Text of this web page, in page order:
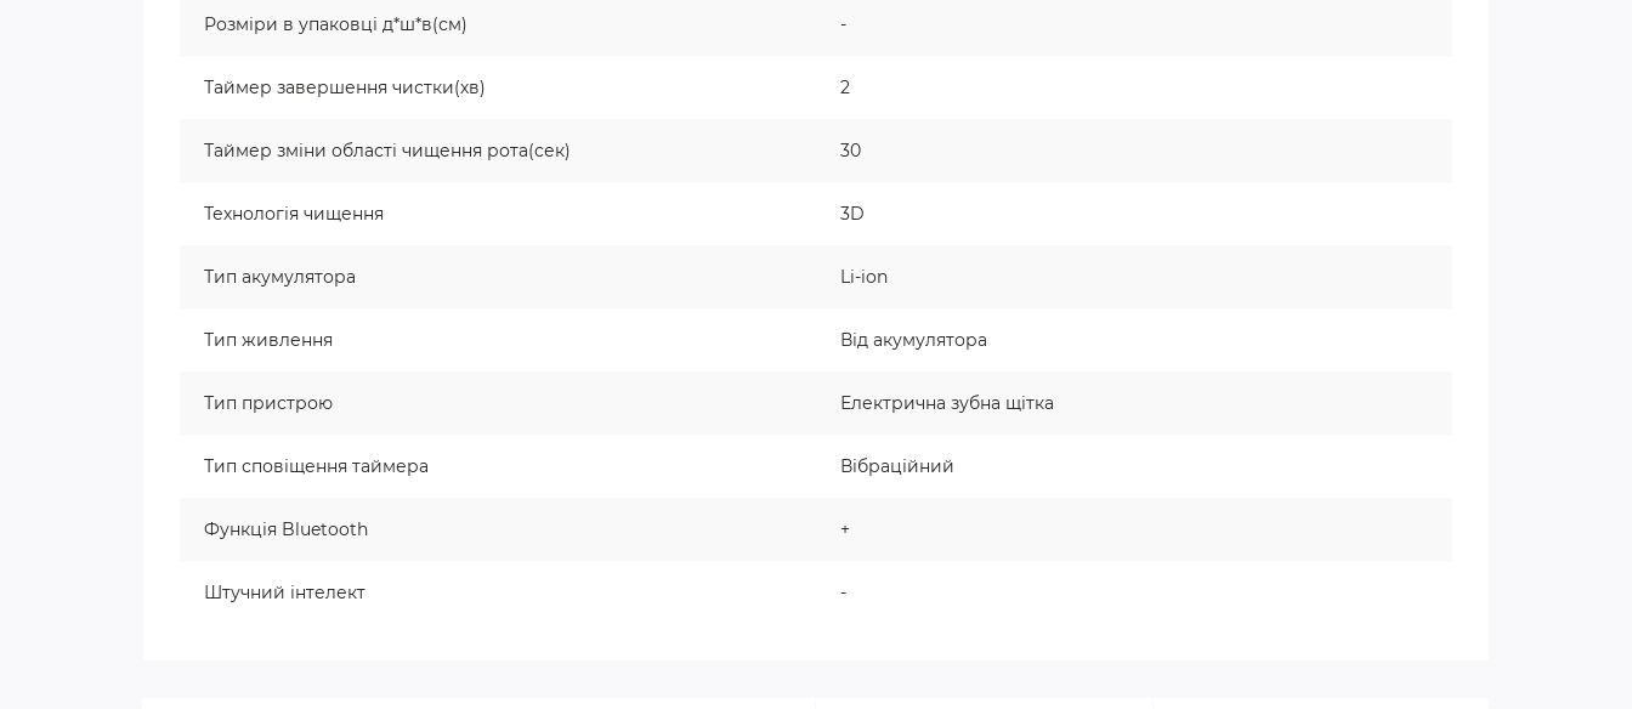
Розміри в упаковці д*ш*в(см) -
Таймер завершення чистки(хв) 2
Таймер зміни області чищення рота(сек) 30
Технологія чищення 3D
Тип акумулятора Li-ion
Тип живлення Від акумулятора
Тип пристрою Електрична зубна щітка
Тип сповіщення таймера Вібраційний
Функція Bluetooth +
Штучний інтелект -